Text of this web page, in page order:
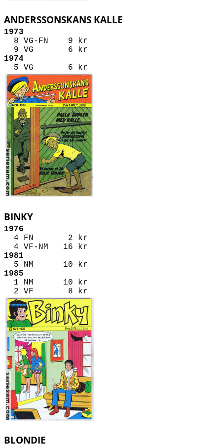
ANDERSSONSKANS KALLE
1973
8 VG-FN 9 kr
9 VG 6 kr
1974
5 VG 6 kr
BINKY
1976
4 FN 2 kr
4 VF-NM 16 kr
1981
5 NM 10 kr
1985
1 NM 10 kr
2 VF 8 kr
BLONDIE